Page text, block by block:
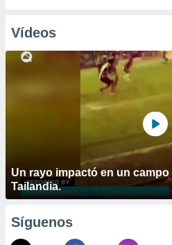
Vídeos
Un rayo impactó en un
Tailandia.
Síguenos